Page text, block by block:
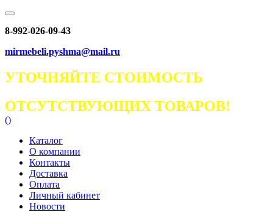
8-992-026-09-43
mirmebeli.pyshma@mail.ru
УТОЧНЯЙТЕ СТОИМОСТЬ
ОТСУТСТВУЮЩИХ ТОВАРОВ!
()
Каталог
О компании
Контакты
Доставка
Оплата
Личный кабинет
Новости